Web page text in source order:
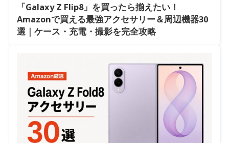
「Galaxy Z Flip8」を買ったら揃えたい！
Amazonで買える最強アクセサリー＆周辺機器30
選｜ケース・充電・撮影を完全攻略